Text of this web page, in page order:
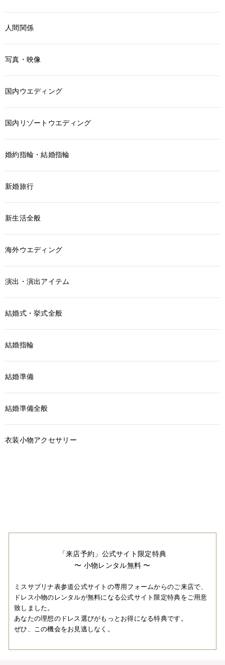
人間関係
写真・映像
国内ウエディング
国内リゾートウエディング
婚約指輪・結婚指輪
新婚旅行
新生活全般
海外ウエディング
演出・演出アイテム
結婚式・挙式全般
結婚指輪
結婚準備
結婚準備全般
衣装小物アクセサリー
「来店予約」公式サイト限定特典
〜 小物レンタル無料 〜
ミスサブリナ表参道公式サイトの専用フォームからのご来店で、
ドレス小物のレンタルが無料になる公式サイト限定特典をご用意
致しました。
あなたの理想のドレス選びがもっとお得になる特典です。
ぜひ、この機会をお見逃しなく。